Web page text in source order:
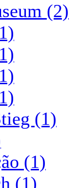
(2)
(1)
(1)
(1)